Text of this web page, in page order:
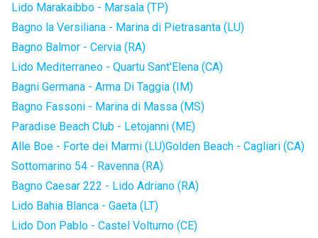
Lido Marakaibbo - Marsala (TP)
Bagno la Versiliana - Marina di Pietrasanta (LU)
Bagno Balmor - Cervia (RA)
Lido Mediterraneo - Quartu Sant'Elena (CA)
Bagni Germana - Arma Di Taggia (IM)
Bagno Fassoni - Marina di Massa (MS)
Paradise Beach Club - Letojanni (ME)
Alle Boe - Forte dei Marmi (LU)Golden Beach - Cagliari (CA)
Sottomarino 54 - Ravenna (RA)
Bagno Caesar 222 - Lido Adriano (RA)
Lido Bahia Blanca - Gaeta (LT)
Lido Don Pablo - Castel Volturno (CE)